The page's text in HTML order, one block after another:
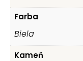
Farba
Biela
Kameň